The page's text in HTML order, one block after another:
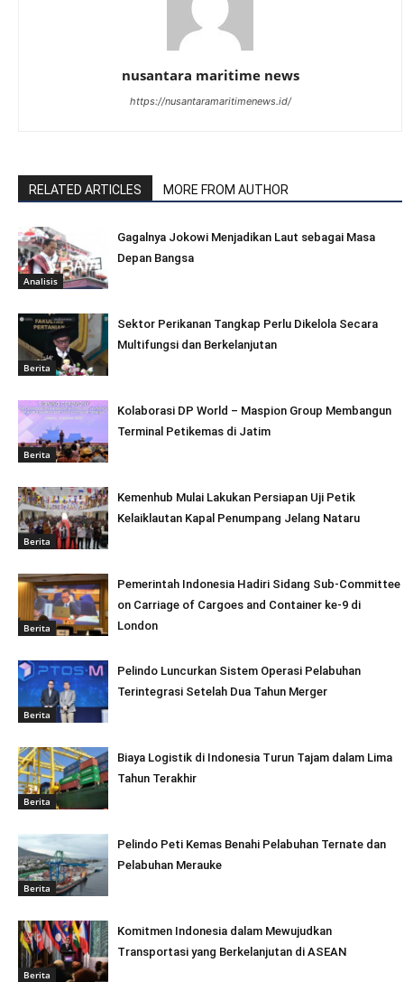
nusantara maritime news
https://nusantaramaritimenews.id/
RELATED ARTICLES MORE FROM AUTHOR
Analisis
Gagalnya Jokowi Menjadikan Laut sebagai Masa
Depan Bangsa
Berita
Sektor Perikanan Tangkap Perlu Dikelola Secara
Multifungsi dan Berkelanjutan
Berita
Kolaborasi DP World – Maspion Group Membangun
Terminal Petikemas di Jatim
Berita
Kemenhub Mulai Lakukan Persiapan Uji Petik
Kelaiklautan Kapal Penumpang Jelang Nataru
Berita
Pemerintah Indonesia Hadiri Sidang Sub-Committee
on Carriage of Cargoes and Container ke-9 di
London
Berita
Pelindo Luncurkan Sistem Operasi Pelabuhan
Terintegrasi Setelah Dua Tahun Merger
Berita
Biaya Logistik di Indonesia Turun Tajam dalam Lima
Tahun Terakhir
Berita
Pelindo Peti Kemas Benahi Pelabuhan Ternate dan
Pelabuhan Merauke
Berita
Komitmen Indonesia dalam Mewujudkan
Transportasi yang Berkelanjutan di ASEAN